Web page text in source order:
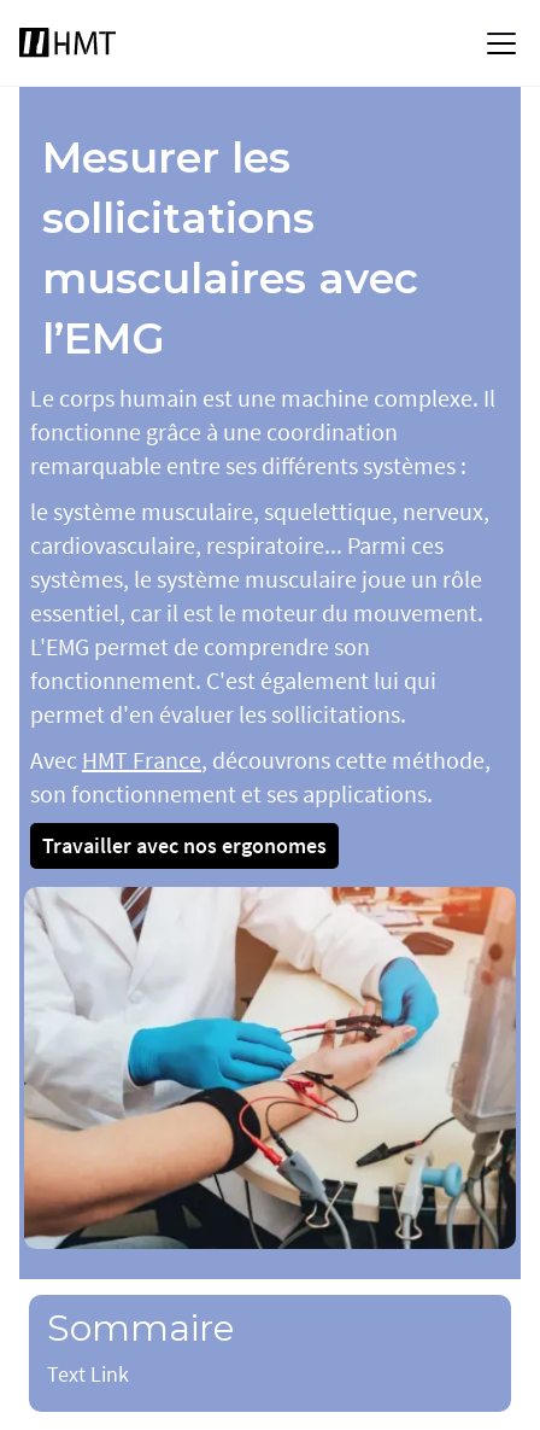
Mesurer les
sollicitations
musculaires avec
l’EMG
Le corps humain est une machine complexe. Il
fonctionne grâce à une coordination
remarquable entre ses différents systèmes :
le système musculaire, squelettique, nerveux,
cardiovasculaire, respiratoire... Parmi ces
systèmes, le système musculaire joue un rôle
essentiel, car il est le moteur du mouvement.
L'EMG permet de comprendre son
fonctionnement. C'est également lui qui
permet d'en évaluer les sollicitations.
Avec HMT France, découvrons cette méthode,
son fonctionnement et ses applications.
Travailler avec nos ergonomes
Sommaire
Text Link